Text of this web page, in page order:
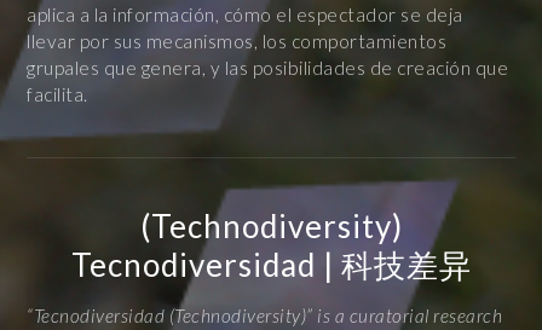
aplica a la información, cómo el espectador se deja
llevar por sus mecanismos, los comportamientos
grupales que genera, y las posibilidades de creación que
facilita.
(Technodiversity)
Tecnodiversidad | 科技差异
“Tecnodiversidad (Technodiversity)” is a curatorial research